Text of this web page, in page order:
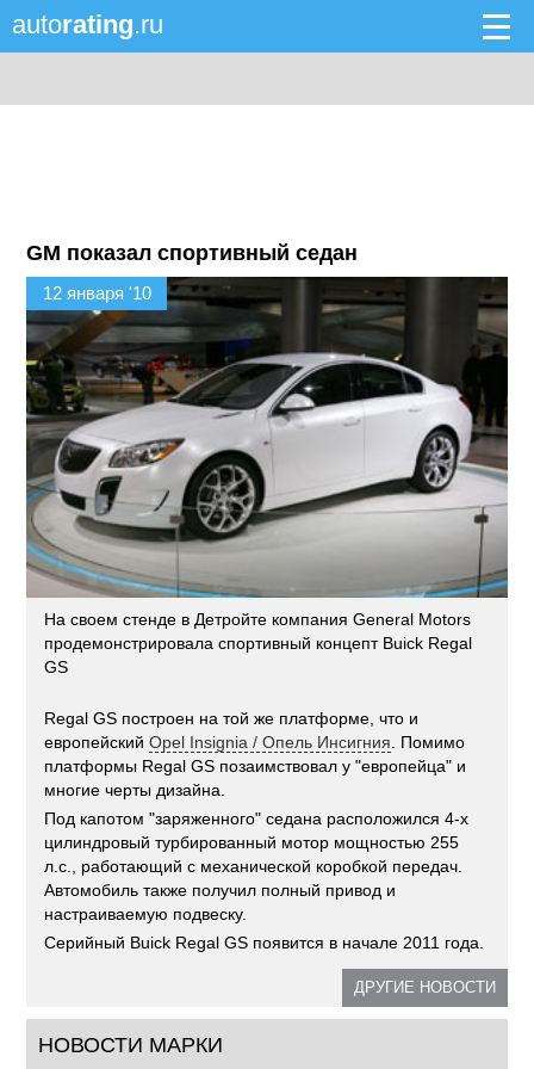
autorating.ru
GM показал спортивный седан
12 января '10
На своем стенде в Детройте компания General Motors
продемонстрировала спортивный концепт Buick Regal
GS
Regal GS построен на той же платформе, что и
европейскийOpel Insignia / Опель Инсигния . Помимо
платформы Regal GS позаимствовал у "европейца" и
многие черты дизайна.
Под капотом "заряженного" седана расположился 4-х
цилиндровый турбированный мотор мощностью 255
л.с., работающий с механической коробкой передач.
Автомобиль также получил полный привод и
настраиваемую подвеску.
Серийный Buick Regal GS появится в начале 2011 года.
ДРУГИЕ НОВОСТИ
НОВОСТИ МАРКИ